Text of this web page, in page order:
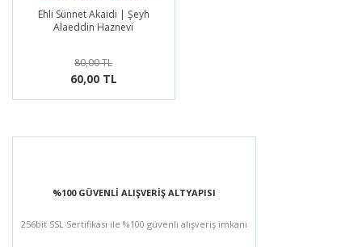
Ehli Sünnet Akaidi | Şeyh
Alaeddin Haznevi
80,00 TL
60,00 TL
%100 GÜVENLİ ALIŞVERİŞ ALTYAPISI
256bit SSL Sertifikası ile %100 güvenli alışveriş imkanı